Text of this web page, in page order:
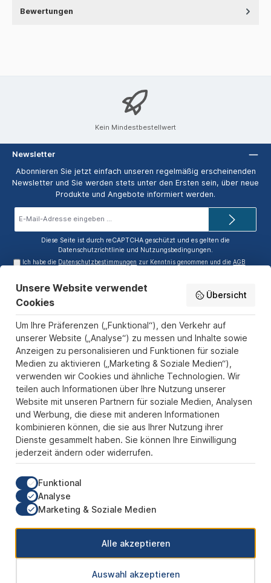
Bewertungen
Kein Mindestbestellwert
Newsletter
Abonnieren Sie jetzt einfach unseren regelmäßig erscheinenden
Newsletter und Sie werden stets unter den Ersten sein, über neue
Produkte und Angebote informiert werden.
Diese Seite ist durch reCAPTCHA geschützt und es gelten die
Datenschutzrichtlinie und Nutzungsbedingungen.
Ich habe die Datenschutzbestimmungen zur Kenntnis genommen und dieAGB
Service-Hotline
Informationen
Zahlungs- und Versandarten
Sicher Einkaufen
Über uns
Der Pokal & Vereinsbedarf Onlineshop PokalExpress in Marl ist
Ihr Spezialist für Pokale, Medaillen und Trophäen aus Glas und
Resin, mit einem Fokus auf Säulenpokalen. Unser herausragender
Kundenservice zeichnet sich durch Schnelligkeit und
Zuverlässigkeit aus, um jedem Anlass gerecht zu werden. Wir
verstehen die Bedeutung jedes besonderen Moments und bieten
Erwartungen übertrifft. Ob online oder in unserem Showroom, bei
PokalExpress erwartet Sie Qualität, die begeistert, und ein
Unsere Communities
Unsere Website verwendet
Cookies
Übersicht
Um Ihre Präferenzen („Funktional“), den Verkehr auf
unserer Website („Analyse“) zu messen und Inhalte sowie
Anzeigen zu personalisieren und Funktionen für soziale
Medien zu aktivieren („Marketing & Soziale Medien“),
verwenden wir Cookies und ähnliche Technologien. Wir
teilen auch Informationen über Ihre Nutzung unserer
Website mit unseren Partnern für soziale Medien, Analysen
und Werbung, die diese mit anderen Informationen
kombinieren können, die sie aus Ihrer Nutzung ihrer
Dienste gesammelt haben. Sie können Ihre Einwilligung
jederzeit ändern oder widerrufen.
Funktional
Analyse
Marketing & Soziale Medien
Auswahl akzeptieren
Alle akzeptieren